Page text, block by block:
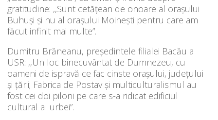
gratitudine: ,,Sunt cetățean de onoare al orașului
Buhuși și nu al orașului Moinești pentru care am
făcut infinit mai multe”.
Dumitru Brăneanu, președintele filialei Bacău a
USR: ,,Un loc binecuvântat de Dumnezeu, cu
oameni de ispravă ce fac cinste orașului, județului
și țării; Fabrica de Postav și multiculturalismul au
fost cei doi piloni pe care s-a ridicat edificiul
cultural al urbei”.